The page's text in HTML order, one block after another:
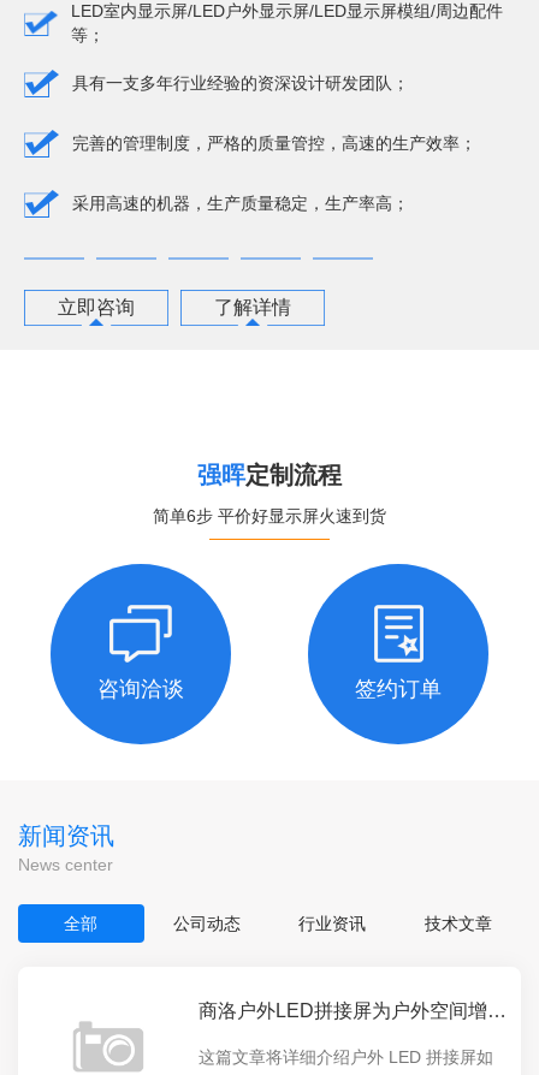
LED室内显示屏/LED户外显示屏/LED显示屏模组/周边配件
等；
具有一支多年行业经验的资深设计研发团队；
完善的管理制度，严格的质量管控，高速的生产效率；
采用高速的机器，生产质量稳定，生产率高；
立即咨询 了解详情
强晖定制流程
简单6步 平价好显示屏火速到货
咨询洽谈 签约订单
新闻资讯
News center
全部 公司动态 行业资讯 技术文章
商洛户外LED拼接屏为户外空间增添视觉魅力
这篇文章将详细介绍户外 LED 拼接屏如